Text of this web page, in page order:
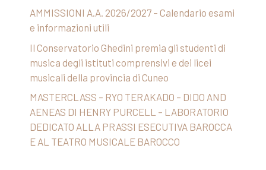
AMMISSIONI A.A. 2026/2027 – Calendario esami
e informazioni utili
Il Conservatorio Ghedini premia gli studenti di
musica degli istituti comprensivi e dei licei
musicali della provincia di Cuneo
MASTERCLASS – RYO TERAKADO – DIDO AND
AENEAS DI HENRY PURCELL – LABORATORIO
DEDICATO ALLA PRASSI ESECUTIVA BAROCCA
E AL TEATRO MUSICALE BAROCCO